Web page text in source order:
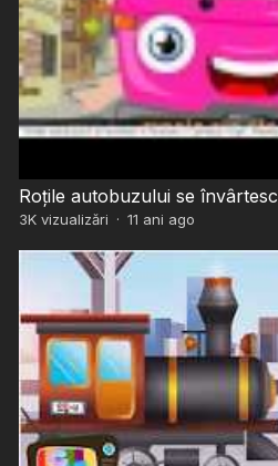
Roțile autobuzului se învârtesc
3Kvizualizări · 11 ani ago